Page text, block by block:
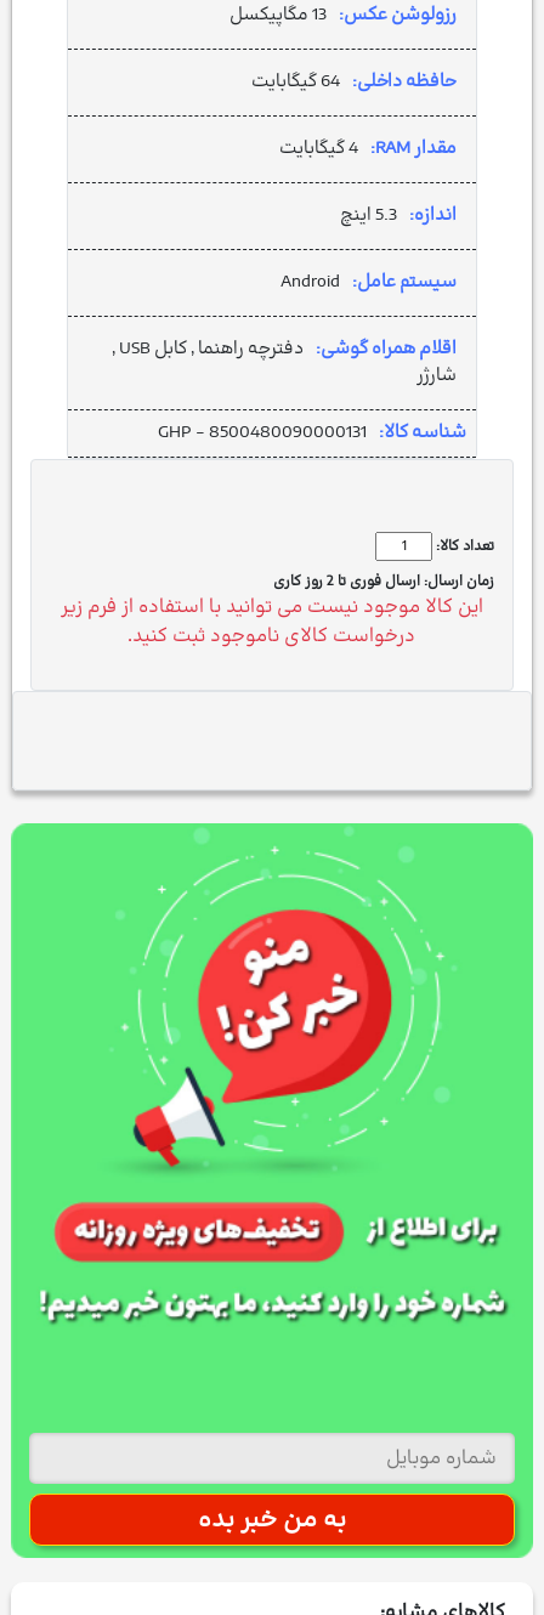
رزولوشن عکس: 13 مگاپیکسل
حافظه داخلی: 64 گیگابایت
مقدار RAM: 4 گیگابایت
اندازه: 5.3 اینچ
سیستم عامل: Android
اقلام همراه گوشی:
دفترچه‌ راهنما , کابل USB ,
شارژر
شناسه کالا: GHP - 8500480090000131
تعداد کالا:
زمان ارسال: ارسال فوری تا 2 روز کاری
این کالا موجود نیست می توانید با استفاده از فرم زیر
درخواست کالای ناموجود ثبت کنید.